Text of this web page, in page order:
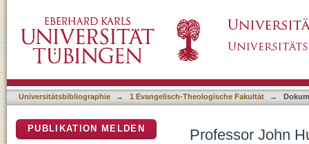
Universitätsbibliographie → 1 Evangelisch-Theologische Fakultät →
Professor John
PUBLIKATION MELDEN